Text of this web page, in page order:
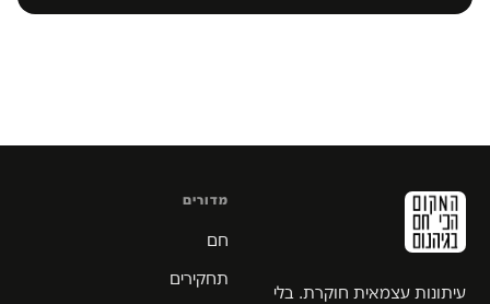
עיתונות עצמאית חוקרת. בלי
מדורים
חם
תחקירים